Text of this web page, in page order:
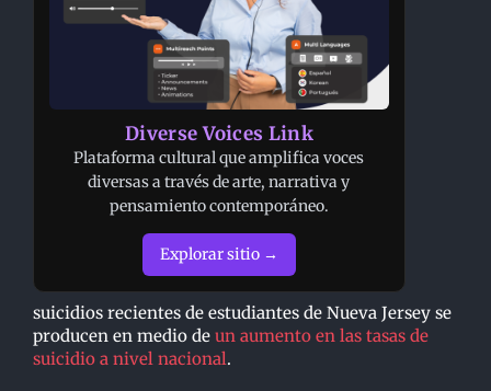
Diverse Voices Link
Plataforma cultural que amplifica voces
diversas a través de arte, narrativa y
pensamiento contemporáneo.
Explorar sitio →
suicidios recientes de estudiantes de Nueva Jersey se
producen en medio de un aumento en las tasas de
suicidio a nivel nacional.